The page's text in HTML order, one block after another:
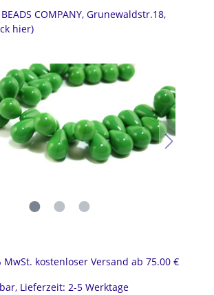
COMPANY, Grunewaldstr.18,
hier)
MwSt. kostenloser Versand ab 75.00 €
Lieferzeit: 2-5 Werktage